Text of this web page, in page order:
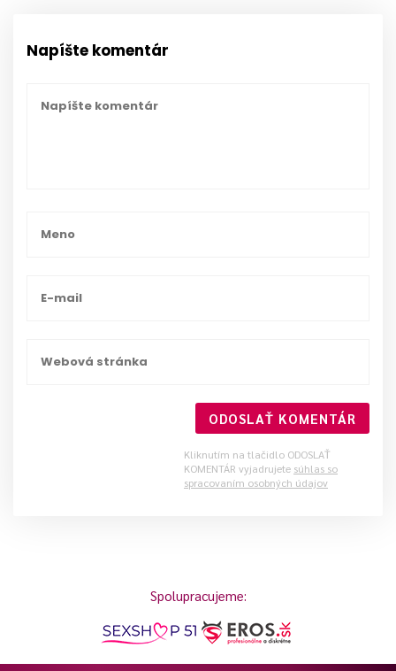
Napíšte komentár
ODOSLAŤ KOMENTÁR
Kliknutím na tlačidlo ODOSLAŤ
KOMENTÁR vyjadrujete súhlas so
spracovaním osobných údajov
Spolupracujeme: